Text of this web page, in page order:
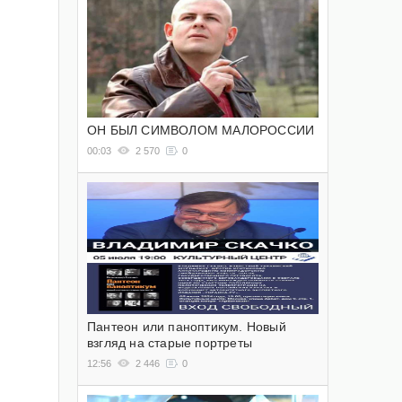
ОН БЫЛ СИМВОЛОМ МАЛОРОССИИ
00:03 2 570 0
Пантеон или паноптикум. Новый
взгляд на старые портреты
12:56 2 446 0